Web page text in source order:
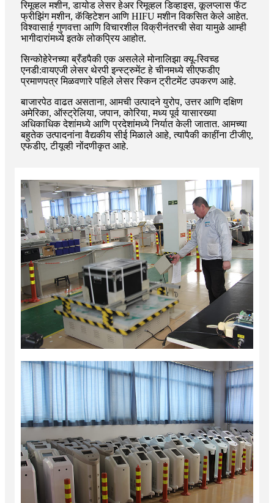
रिमूव्हल मशीन, डायोड लेसर हेअर रिमूव्हल डिव्हाइस, कूलप्लास फॅट
फ्रीझिंग मशीन, कॅव्हिटेशन आणि HIFU मशीन विकसित केले आहेत.
विश्वासार्ह गुणवत्ता आणि विचारशील विक्रीनंतरची सेवा यामुळे आम्ही
भागीदारांमध्ये इतके लोकप्रिय आहोत.
सिन्कोहेरेनच्या ब्रँडपैकी एक असलेले मोनालिझा क्यू-स्विच्ड
एनडी:वायएजी लेसर थेरपी इन्स्ट्रुमेंट हे चीनमध्ये सीएफडीए
प्रमाणपत्र मिळवणारे पहिले लेसर स्किन ट्रीटमेंट उपकरण आहे.
बाजारपेठ वाढत असताना, आमची उत्पादने युरोप, उत्तर आणि दक्षिण
अमेरिका, ऑस्ट्रेलिया, जपान, कोरिया, मध्य पूर्व यासारख्या
अधिकाधिक देशांमध्ये आणि प्रदेशांमध्ये निर्यात केली जातात. आमच्या
बहुतेक उत्पादनांना वैद्यकीय सीई मिळाले आहे, त्यापैकी काहींना टीजीए,
एफडीए, टीयूव्ही नोंदणीकृत आहे.